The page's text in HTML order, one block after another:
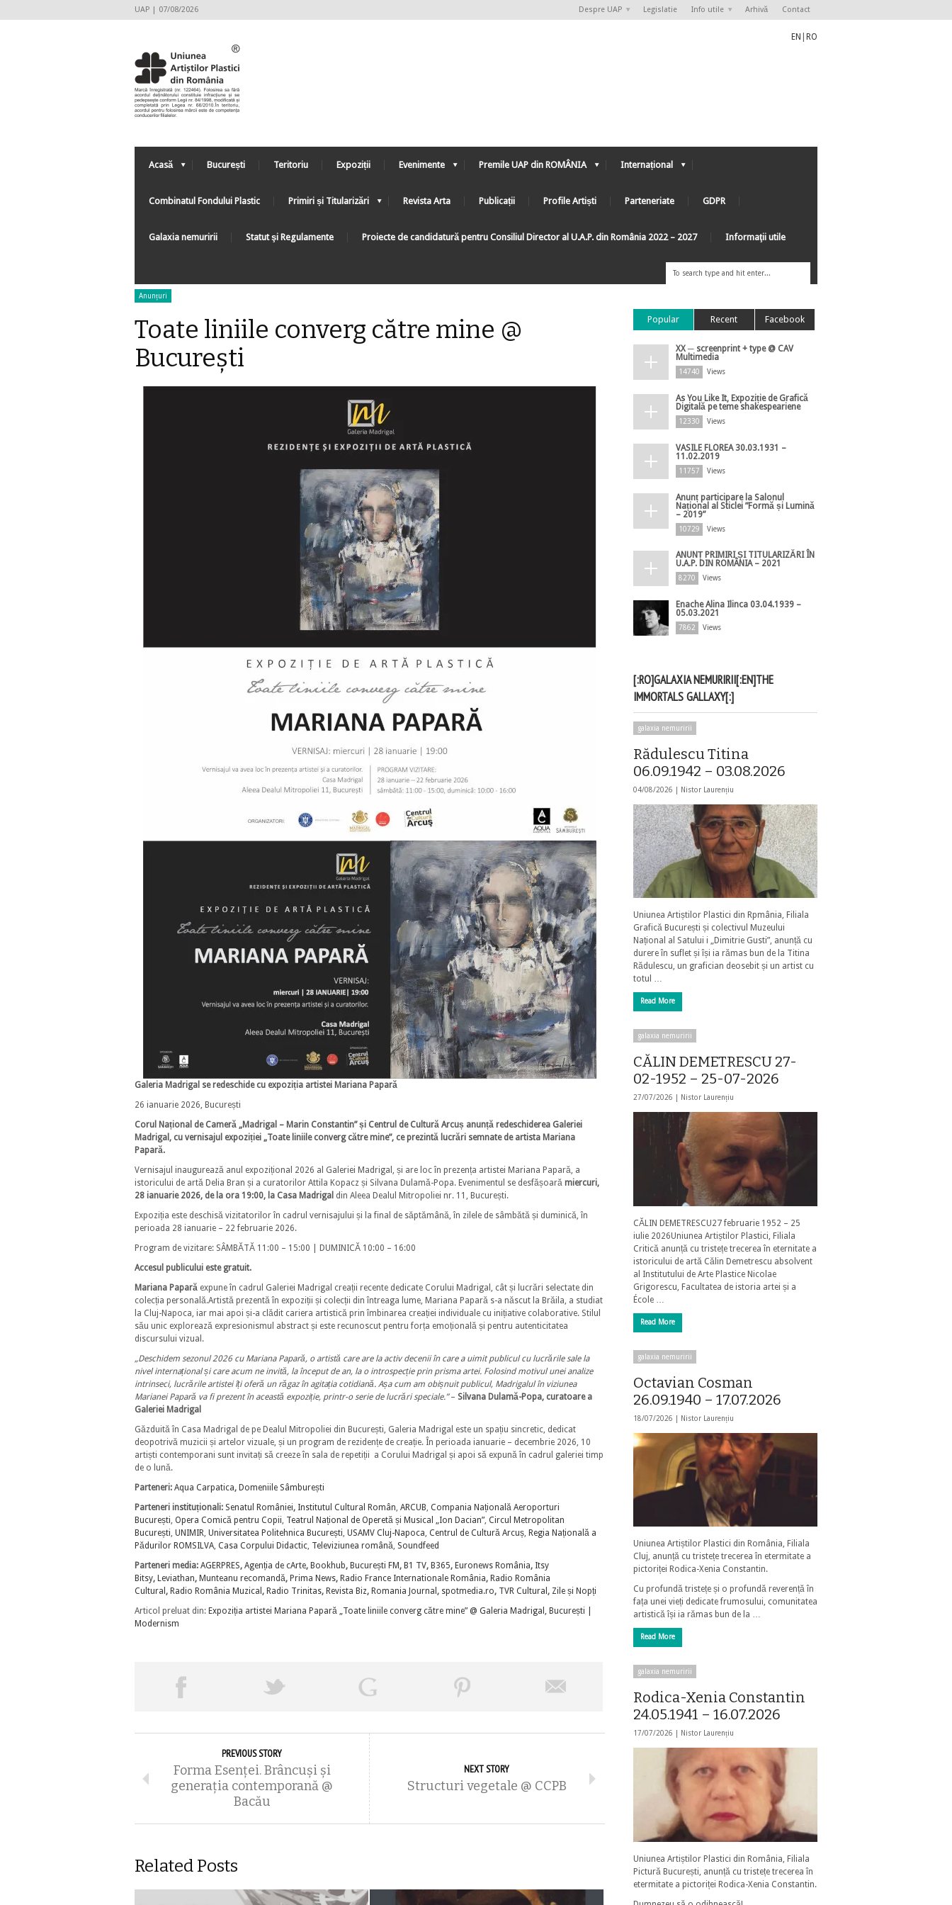
UAP | 07/08/2026 Despre UAP Legislatie Info utile Arhivă Contact
EN RO
Acasă București Teritoriu Expoziții Evenimente Premile UAP din ROMÂNIA Internațional
Combinatul Fondului Plastic Primiri și Titularizări Revista Arta Publicații Profile Artiști Parteneriate GDPR
Galaxia nemuririi Statut şi Regulamente Proiecte de candidatură pentru Consiliul Director al U.A.P. din România 2022 – 2027 Informaţii utile
Anunțuri
Toate liniile converg către mine @
București
Galeria Madrigal se redeschide cu expoziția artistei Mariana Papară
26 ianuarie 2026, București
Corul Național de Cameră „Madrigal – Marin Constantin” și Centrul de Cultură Arcuș anunță redeschiderea Galeriei
Madrigal, cu vernisajul expoziției „Toate liniile converg către mine”, ce prezintă lucrări semnate de artista Mariana
Papară.
Vernisajul inaugurează anul expozițional 2026 al Galeriei Madrigal, și are loc în prezența artistei Mariana Papară, a
istoricului de artă Delia Bran și a curatorilor Attila Kopacz și Silvana Dulamă-Popa. Evenimentul se desfășoară miercuri,
28 ianuarie 2026, de la ora 19:00, la Casa Madrigal din Aleea Dealul Mitropoliei nr. 11, București.
Expoziția este deschisă vizitatorilor în cadrul vernisajului și la final de săptămână, în zilele de sâmbătă și duminică, în
perioada 28 ianuarie – 22 februarie 2026.
Program de vizitare: SÂMBĂTĂ 11:00 – 15:00 | DUMINICĂ 10:00 – 16:00
Accesul publicului este gratuit.
Mariana Papară expune în cadrul Galeriei Madrigal creații recente dedicate Corului Madrigal, cât și lucrări selectate din
colecția personală.Artistă prezentă în expoziții și colecții din întreaga lume, Mariana Papară s-a născut la Brăila, a studiat
la Cluj-Napoca, iar mai apoi și-a clădit cariera artistică prin îmbinarea creației individuale cu inițiative colaborative. Stilul
său unic explorează expresionismul abstract și este recunoscut pentru forța emoțională și pentru autenticitatea
discursului vizual.
„Deschidem sezonul 2026 cu Mariana Papară, o artistă care are la activ decenii în care a uimit publicul cu lucrările sale la
nivel internațional și care acum ne invită, la început de an, la o introspecție prin prisma artei. Folosind motivul unei analize
intrinseci, lucrările artistei îți oferă un răgaz în agitația cotidiană. Așa cum am obișnuit publicul, Madrigalul în viziunea
Marianei Papară va fi prezent în această expoziție, printr-o serie de lucrări speciale.”– Silvana Dulamă-Popa, curatoare a
Galeriei Madrigal
Găzduită în Casa Madrigal de pe Dealul Mitropoliei din București, Galeria Madrigal este un spațiu sincretic, dedicat
deopotrivă muzicii și artelor vizuale, și un program de rezidențe de creație. În perioada ianuarie – decembrie 2026, 10
artiști contemporani sunt invitați să creeze în sala de repetiții a Corului Madrigal și apoi să expună în cadrul galeriei timp
de o lună.
Parteneri: Aqua Carpatica, Domeniile Sâmburești
Parteneri instituționali: Senatul României, Institutul Cultural Român, ARCUB, Compania Națională Aeroporturi
București, Opera Comică pentru Copii, Teatrul Național de Operetă și Musical „Ion Dacian”, Circul Metropolitan
București, UNIMIR, Universitatea Politehnica București, USAMV Cluj-Napoca, Centrul de Cultură Arcuș, Regia Națională a
Pădurilor ROMSILVA, Casa Corpului Didactic, Televiziunea română, Soundfeed
Parteneri media: AGERPRES, Agenția de cArte, Bookhub, București FM, B1 TV, B365, Euronews România, Itsy
Bitsy, Leviathan, Munteanu recomandă, Prima News, Radio France Internationale România, Radio România
Cultural , Radio România Muzical , Radio Trinitas, Revista Biz, Romania Journal , spotmedia.ro, TVR Cultural , Zile și Nopți
Articol preluat din: Expoziția artistei Mariana Papară „Toate liniile converg către mine” @ Galeria Madrigal, București |
Modernism
PREVIOUS STORY
Forma Esenței. Brâncuși și
generația contemporană @
Bacău
NEXT STORY
Structuri vegetale @ CCPB
Related Posts
Popular Recent Facebook
XX ─ screenprint + type @ CAV
Multimedia
14740 Views
As You Like It, Expoziție de Grafică
Digitală pe teme shakespeariene
12330 Views
VASILE FLOREA 30.03.1931 –
11.02.2019
11757 Views
Anunț participare la Salonul
Național al Sticlei ”Formă și Lumină
– 2019”
10729 Views
ANUNȚ PRIMIRI ȘI TITULARIZĂRI ÎN
U.A.P. DIN ROMÂNIA – 2021
8270 Views
Enache Alina Ilinca 03.04.1939 –
05.03.2021
7862 Views
[:RO]GALAXIA NEMURIRII[:EN]THE
IMMORTALS GALLAXY[:]
galaxia nemuririi
Rădulescu Titina
06.09.1942 – 03.08.2026
04/08/2026 | Nistor Laurențiu
Uniunea Artiștilor Plastici din Rpmânia, Filiala
Grafică București și colectivul Muzeului
Național al Satului i „Dimitrie Gusti”, anunță cu
durere în suflet și își ia rămas bun de la Titina
Rădulescu, un grafician deosebit și un artist cu
totul …
Read More
galaxia nemuririi
CĂLIN DEMETRESCU 27-
02-1952 – 25-07-2026
27/07/2026 | Nistor Laurențiu
CĂLIN DEMETRESCU27 februarie 1952 – 25
iulie 2026Uniunea Artiștilor Plastici, Filiala
Critică anunță cu tristețe trecerea în eternitate a
istoricului de artă Călin Demetrescu absolvent
al Institutului de Arte Plastice Nicolae
Grigorescu, Facultatea de istoria artei și a
École …
Read More
galaxia nemuririi
Octavian Cosman
26.09.1940 – 17.07.2026
18/07/2026 | Nistor Laurențiu
Uniunea Artiștilor Plastici din România, Filiala
Cluj, anunță cu tristețe trecerea în etermitate a
pictoriței Rodica-Xenia Constantin.
Cu profundă tristețe și o profundă reverență în
fața unei vieți dedicate frumosului, comunitatea
artistică își ia rămas bun de la …
Read More
galaxia nemuririi
Rodica-Xenia Constantin
24.05.1941 – 16.07.2026
17/07/2026 | Nistor Laurențiu
Uniunea Artiștilor Plastici din România, Filiala
Pictură București, anunță cu tristețe trecerea în
etermitate a pictoriței Rodica-Xenia Constantin.